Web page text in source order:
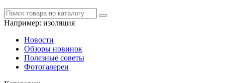
Например: изоляция
Новости
Обзоры новинок
Полезные советы
Фотогалереи